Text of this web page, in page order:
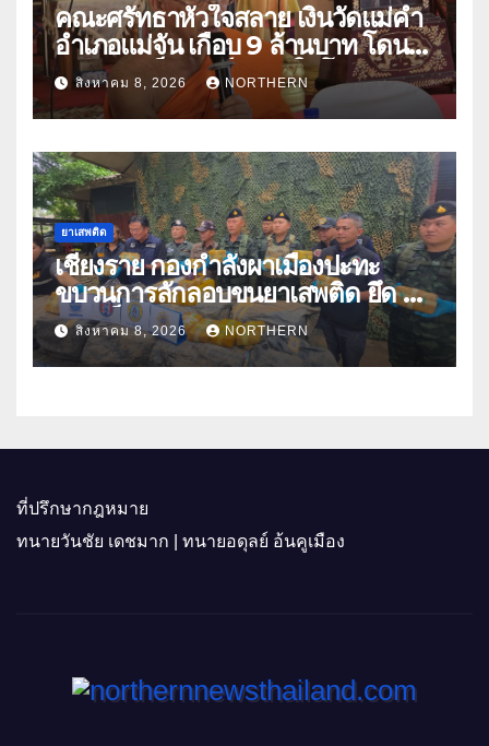
คณะศรัทธาหัวใจสลาย เงินวัดแม่คำ
อำเภอแม่จัน เกือบ 9 ล้านบาท โดน
แก๊งคอลเซ็นเตอร์หลอกให้โอนข้าม
ปีกว่า 66 บัญชี
สิงหาคม 8, 2026 NORTHERN
ยาเสพติด
เชียงราย กองกำลังผาเมืองปะทะ
ขบวนการลักลอบขนยาเสพติด ยึด 2
ล้านเม็ด
สิงหาคม 8, 2026 NORTHERN
ที่ปรึกษากฎหมาย
ทนายวันชัย เดชมาก | ทนายอดุลย์ อ้นคูเมือง